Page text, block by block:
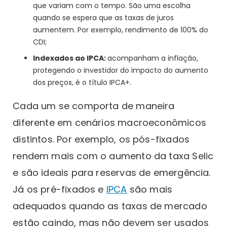
que variam com o tempo. São uma escolha
quando se espera que as taxas de juros
aumentem. Por exemplo, rendimento de 100% do
CDI;
Indexados ao IPCA:acompanham a inflação,
protegendo o investidor do impacto do aumento
dos preços, é o título IPCA+.
Cada um se comporta de maneira
diferente em cenários macroeconômicos
distintos. Por exemplo, os pós-fixados
rendem mais com o aumento da taxa Selic
e são ideais para reservas de emergência.
Já os pré-fixados e IPCA são mais
adequados quando as taxas de mercado
estão caindo, mas não devem ser usados